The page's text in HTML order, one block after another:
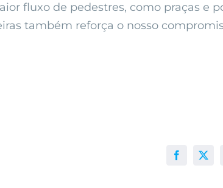
fluxo de pedestres, como praças e
também reforça o nosso
Facebook
X